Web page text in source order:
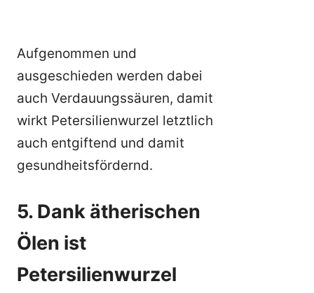
Aufgenommen und
ausgeschieden werden dabei
auch Verdauungssäuren, damit
wirkt Petersilienwurzel letztlich
auch entgiftend und damit
gesundheitsfördernd.
5. Dank ätherischen
Ölen ist
Petersilienwurzel